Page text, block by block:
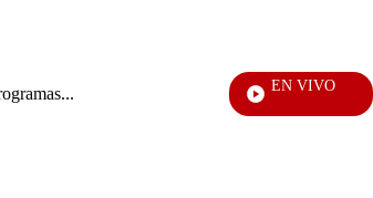
Entrada
de
EN VIVO